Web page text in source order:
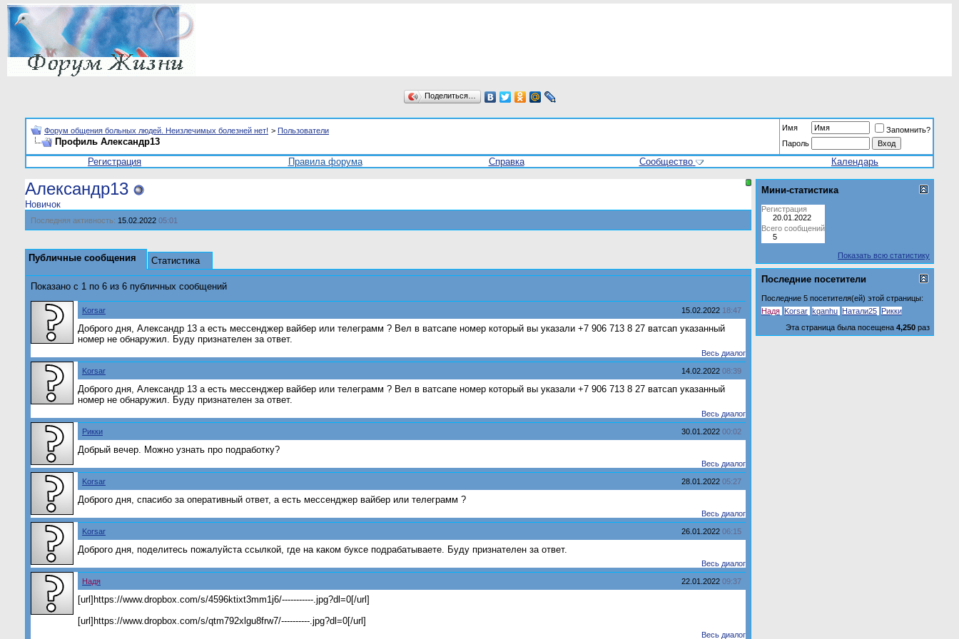
Поделиться…
Форум общения больных людей. Неизлечимых болезней нет! > Пользователи
Профиль Александр13
Имя
Запомнить?
Пароль
Регистрация Правила форума Справка Сообщество Календарь
Александр13
Новичок
Последняя активность: 15.02.2022 05:01
Публичные сообщения Статистика
Показано с 1 по 6 из 6 публичных сообщений
15.02.2022 18:47
Korsar
Доброго дня, Александр 13 а есть мессенджер вайбер или телеграмм ? Вел в ватсапе номер который вы указали +7 906 713 8 27 ватсап указанный
номер не обнаружил. Буду признателен за ответ.
Весь диалог
14.02.2022 08:39
Korsar
Доброго дня, Александр 13 а есть мессенджер вайбер или телеграмм ? Вел в ватсапе номер который вы указали +7 906 713 8 27 ватсап указанный
номер не обнаружил. Буду признателен за ответ.
Весь диалог
30.01.2022 00:02
Рикки
Добрый вечер. Можно узнать про подработку?
Весь диалог
28.01.2022 05:27
Korsar
Доброго дня, спасибо за оперативный ответ, а есть мессенджер вайбер или телеграмм ?
Весь диалог
26.01.2022 06:15
Korsar
Доброго дня, поделитесь пожалуйста ссылкой, где на каком буксе подрабатываете. Буду признателен за ответ.
Весь диалог
22.01.2022 09:37
Hадя
[url]https://www.dropbox.com/s/4596ktixt3mm1j6/-----------.jpg?dl=0[/url]
[url]https://www.dropbox.com/s/qtm792xlgu8frw7/----------.jpg?dl=0[/url]
Весь диалог
Мини-статистика
Регистрация
20.01.2022
Всего сообщений
5
Показать всю статистику
Последние посетители
Последние 5 посетителя(ей) этой страницы:
Hадя Korsar kqanhu Натали25 Рикки
Эта страница была посещена 4,250 раз